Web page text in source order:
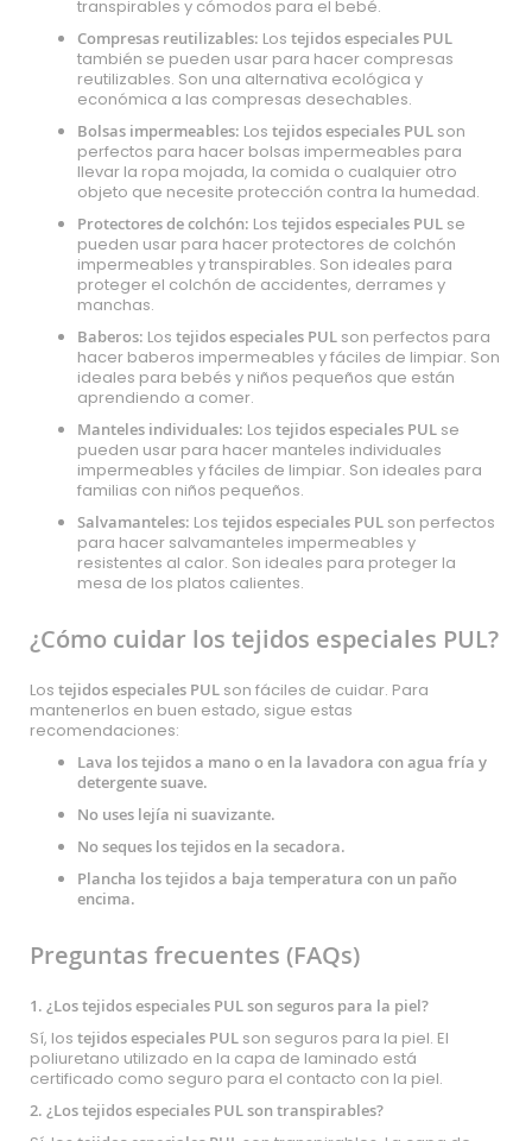
transpirables y cómodos para el bebé.
Compresas reutilizables: Los tejidos especiales PUL
también se pueden usar para hacer compresas
reutilizables. Son una alternativa ecológica y
económica a las compresas desechables.
Bolsas impermeables: Los tejidos especiales PUL son
perfectos para hacer bolsas impermeables para
llevar la ropa mojada, la comida o cualquier otro
objeto que necesite protección contra la humedad.
Protectores de colchón: Los tejidos especiales PUL se
pueden usar para hacer protectores de colchón
impermeables y transpirables. Son ideales para
proteger el colchón de accidentes, derrames y
manchas.
Baberos: Los tejidos especiales PUL son perfectos para
hacer baberos impermeables y fáciles de limpiar. Son
ideales para bebés y niños pequeños que están
aprendiendo a comer.
Manteles individuales: Los tejidos especiales PUL se
pueden usar para hacer manteles individuales
impermeables y fáciles de limpiar. Son ideales para
familias con niños pequeños.
Salvamanteles: Los tejidos especiales PUL son perfectos
para hacer salvamanteles impermeables y
resistentes al calor. Son ideales para proteger la
mesa de los platos calientes.
¿Cómo cuidar los tejidos especiales PUL?
Los tejidos especiales PUL son fáciles de cuidar. Para
mantenerlos en buen estado, sigue estas
recomendaciones:
Lava los tejidos a mano o en la lavadora con agua fría y
detergente suave.
No uses lejía ni suavizante.
No seques los tejidos en la secadora.
Plancha los tejidos a baja temperatura con un paño
encima.
Preguntas frecuentes (FAQs)
1. ¿Los tejidos especiales PUL son seguros para la piel?
Sí, los tejidos especiales PUL son seguros para la piel. El
poliuretano utilizado en la capa de laminado está
certificado como seguro para el contacto con la piel.
2. ¿Los tejidos especiales PUL son transpirables?